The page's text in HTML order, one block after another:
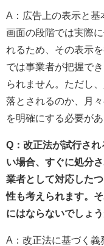
A：広告上の表示と
画面の段階では実際
れるため、その表示
では事業者が把握で
られません。ただし
落とされるのか、月
を明確にする必要があ
Q：改正法が試行さ
い場合、すぐに処分
業者として対応した
性も考えられます。
にはならないでしょう
A：改正法に基づく義